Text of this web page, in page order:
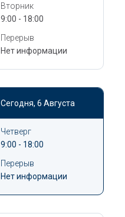
Вторник
9:00 - 18:00
Перерыв
Нет информации
Сегодня, 6 Августа
Четверг
9:00 - 18:00
Перерыв
Нет информации